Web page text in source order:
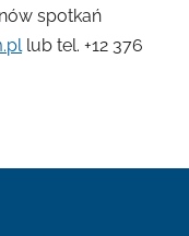
spotkań
lub tel. +12 376